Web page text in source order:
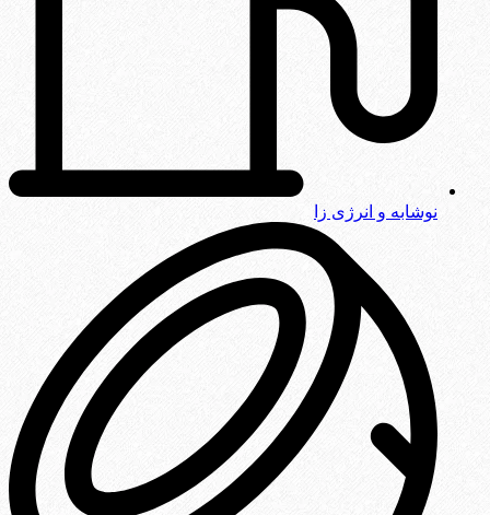
نوشابه و انرژی زا